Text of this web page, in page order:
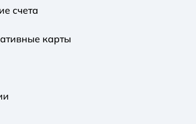
счета
карты